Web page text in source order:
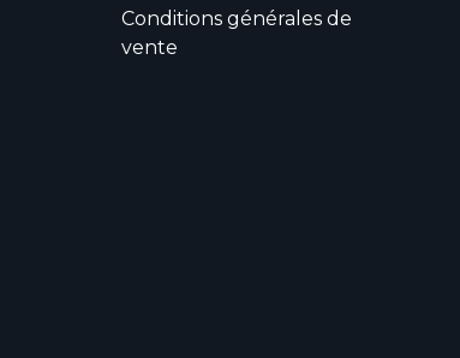
Conditions générales de
vente